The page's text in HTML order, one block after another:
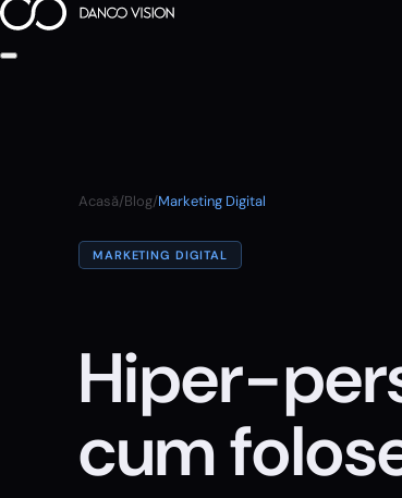
Acasă/Blog/Marketing Digital
MARKETING DIGITAL
Hiper-
cum